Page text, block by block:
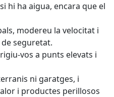
hi ha aigua, encara que el
modereu la velocitat i
seguretat.
vos a punts elevats i
ni garatges, i
i productes perillosos